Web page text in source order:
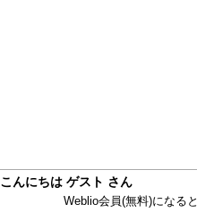
こんにちは ゲスト さん
Weblio会員(無料)になると